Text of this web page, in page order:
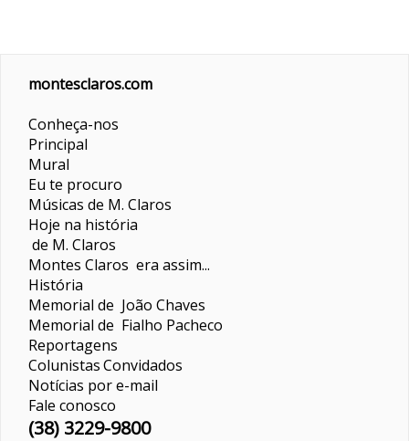
montesclaros.com
Conheça-nos
Principal
Mural
Eu te procuro
Músicas de M. Claros
Hoje na história
de M. Claros
Montes Claros era assim...
História
Memorial de João Chaves
Memorial de Fialho Pacheco
Reportagens
ColunistasConvidados
Notícias por e-mail
Fale conosco
(38) 3229-9800